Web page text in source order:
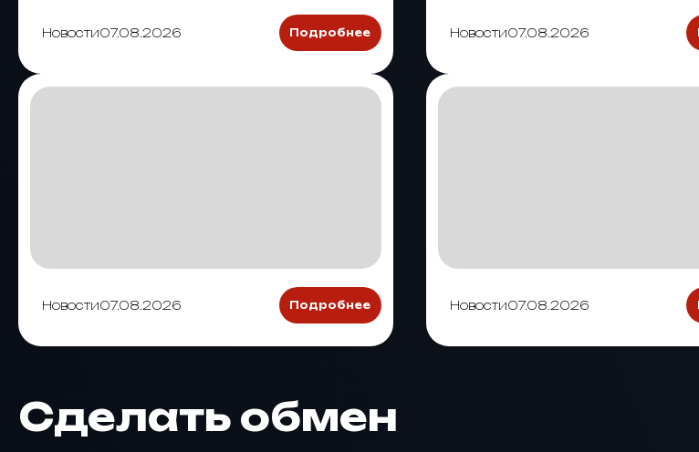
Новости07.08.2026 Подробнее Новости07.08.2026
Новости07.08.2026 Подробнее Новости07.08.2026
Сделать обмен